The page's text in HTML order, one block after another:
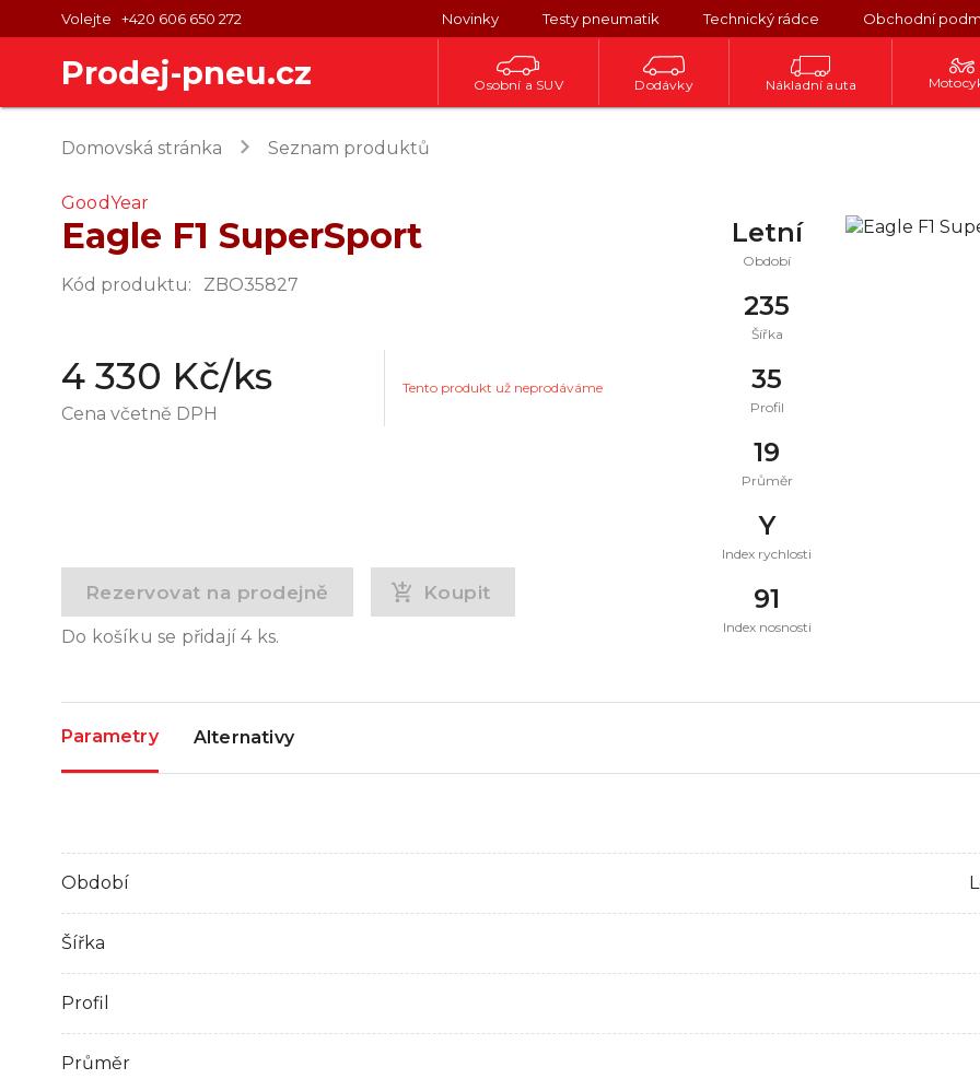
Volejte +420 606 650 272 Novinky Testy pneumatik Technický rádce Obchodní
Prodej-pneu.cz Osobní a SUV Dodávky Nákladní auta
Domovská stránka keyboard_arrow_right Seznam produktů
GoodYear
Eagle F1 SuperSport
Kód produktu: ZBO35827
4 330 Kč/ks
Cena včetně DPH
Tento produkt už neprodáváme
Rezervovat na prodejně Koupit
Do košíku se přidají4ks.
Letní
Období
235
Šířka
35
Profil
19
Průměr
Y
Index rychlosti
91
Index nosnosti
Parametry Alternativy
Období
Šířka
Profil
Průměr